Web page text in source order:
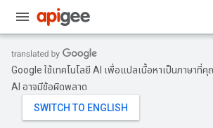
Google ใช้เทคโนโลยี AI เพื่อแปลเนื้อหาเป็นภาษาที่
AI อาจมีข้อผิดพลาด